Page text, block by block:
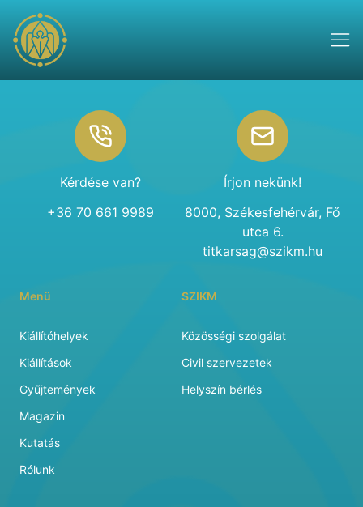
Kérdése van?
+36 70 661 9989
Írjon nekünk!
8000, Székesfehérvár, Fő
utca 6.
titkarsag@szikm.hu
Menü
Kiállítóhelyek
Kiállítások
Gyűjtemények
Magazin
Kutatás
Rólunk
SZIKM
Közösségi szolgálat
Civil szervezetek
Helyszín bérlés